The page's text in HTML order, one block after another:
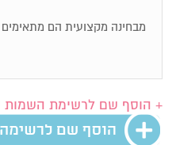
מבחינה מקצועית הם מתאימים
+ הוסף שם לרשימת השמות